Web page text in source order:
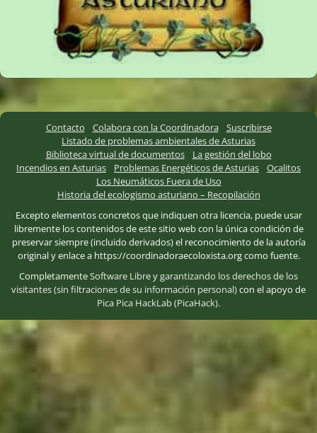
Contacto Colabora con la Coordinadora
Suscribirse
Listado de problemas ambientales de Asturias
Biblioteca virtual de documentos
La gestión del lobo
Incendios en Asturias
Problemas Energéticos de Asturias
Ocalitos
Los Neumáticos Fuera de Uso
Historia del ecologismo asturiano – Recopilación
Excepto elementos concretos que indiquen otra licencia, puede usar
libremente los contenidos de este sitio web con la única condición de
preservar siempre (incluido derivados) el reconocimiento de la autoría
original y enlace a https://coordinadoraecoloxista.org como fuente.
CompletamenteSoftware Libreygarantizando los derechos de los
visitantes (sin filtraciones de su información personal)con el apoyo de
Pica Pica HackLab (PicaHack).